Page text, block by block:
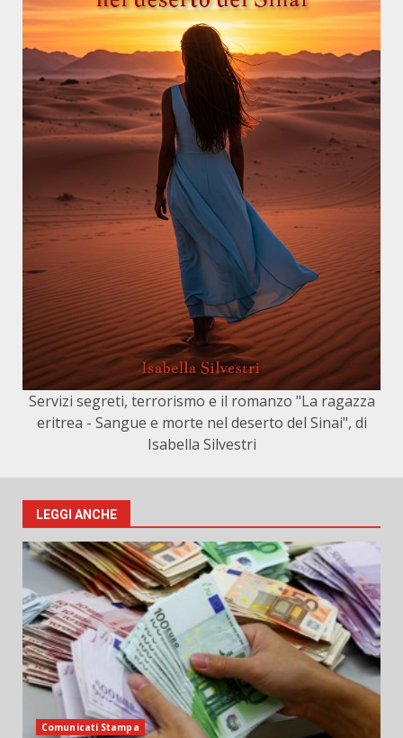
Servizi segreti, terrorismo e il romanzo "La ragazza
eritrea - Sangue e morte nel deserto del Sinai", di
Isabella Silvestri
LEGGI ANCHE
Comunicati Stampa